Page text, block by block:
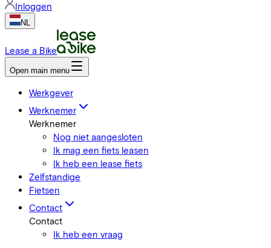
Inloggen
NL
Lease a Bike
Open main menu
Werkgever
Werknemer
Werknemer
Nog niet aangesloten
Ik mag een fiets leasen
Ik heb een lease fiets
Zelfstandige
Fietsen
Contact
Contact
Ik heb een vraag